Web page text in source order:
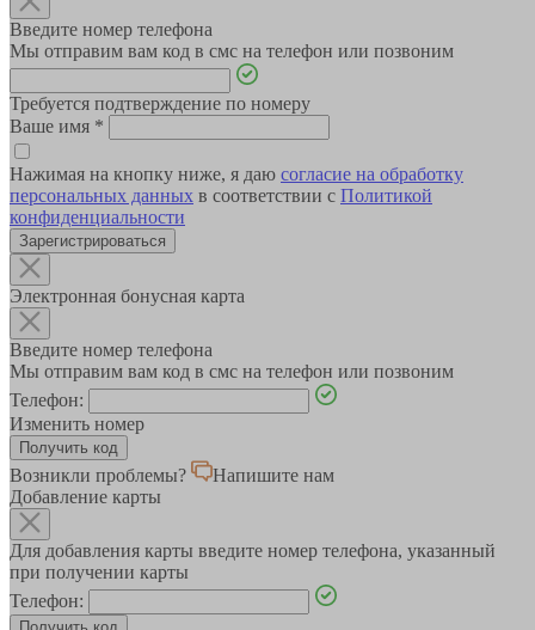
Введите номер телефона
Мы отправим вам код в смс на телефон или позвоним
Требуется подтверждение по номеру
Ваше имя *
Нажимая на кнопку ниже, я даю согласие на обработку
персональных данных в соответствии с Политикой
конфиденциальности
Зарегистрироваться
Электронная бонусная карта
Введите номер телефона
Мы отправим вам код в смс на телефон или позвоним
Телефон:
Изменить номер
Возникли проблемы?
Напишите нам
Добавление карты
Для добавления карты введите номер телефона, указанный
при получении карты
Телефон: